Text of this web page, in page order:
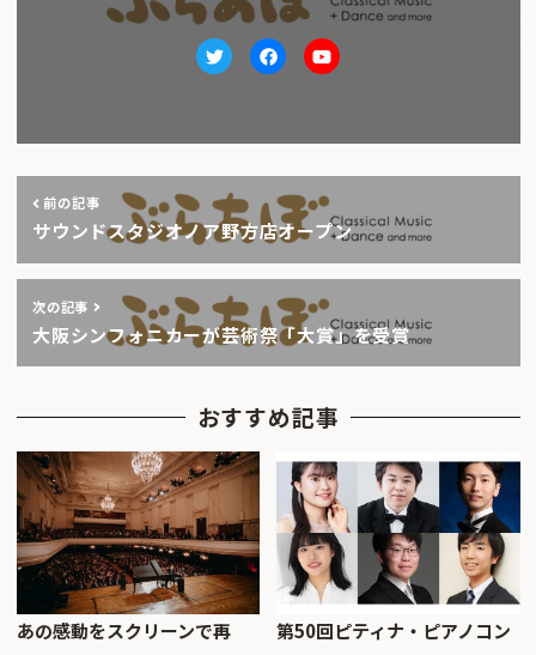
TwitterfacebookYoutube
前の記事
サウンドスタジオノア野方店オープン
次の記事
大阪シンフォニカーが芸術祭「大賞」を受賞
おすすめ記事
あの感動をスクリーンで再
第50回ピティナ・ピアノコン